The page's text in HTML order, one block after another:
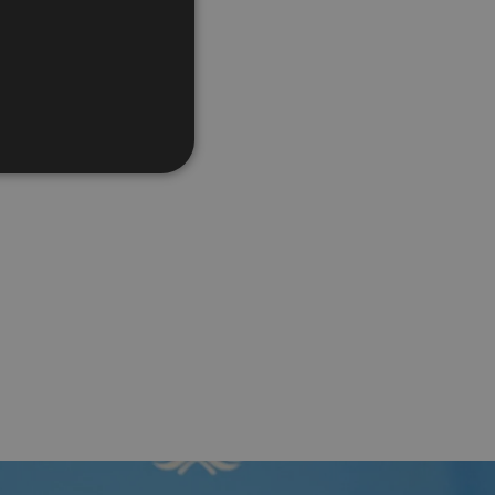
οδηγών:
δια βίου